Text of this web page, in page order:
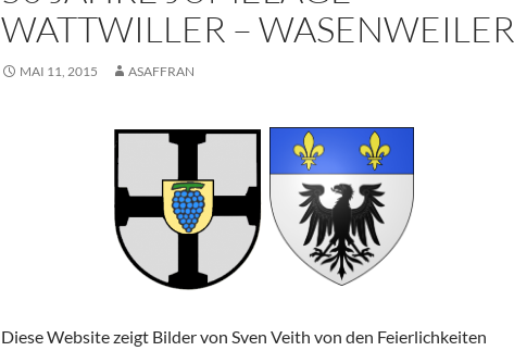
WATTWILLER – WASENWEILER
MAI 11, 2015 ASAFFRAN
Diese Website zeigt Bilder von Sven Veith von den Feierlichkeiten